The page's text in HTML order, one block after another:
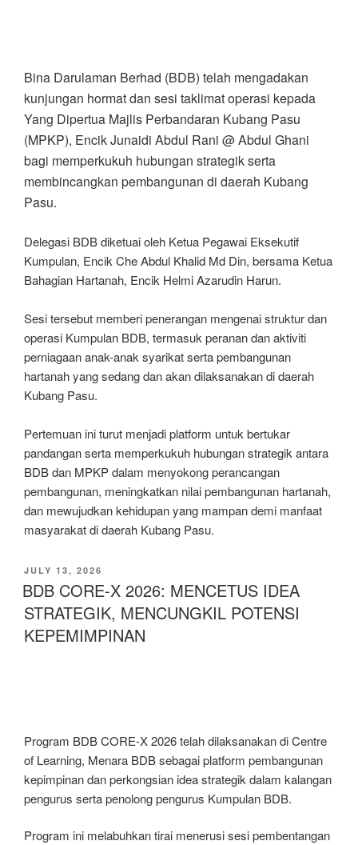
Bina Darulaman Berhad (BDB) telah mengadakan
kunjungan hormat dan sesi taklimat operasi kepada
Yang Dipertua Majlis Perbandaran Kubang Pasu
(MPKP), Encik Junaidi Abdul Rani @ Abdul Ghani
bagi memperkukuh hubungan strategik serta
membincangkan pembangunan di daerah Kubang
Pasu.
Delegasi BDB diketuai oleh Ketua Pegawai Eksekutif
Kumpulan, Encik Che Abdul Khalid Md Din, bersama Ketua
Bahagian Hartanah, Encik Helmi Azarudin Harun.
Sesi tersebut memberi penerangan mengenai struktur dan
operasi Kumpulan BDB, termasuk peranan dan aktiviti
perniagaan anak-anak syarikat serta pembangunan
hartanah yang sedang dan akan dilaksanakan di daerah
Kubang Pasu.
Pertemuan ini turut menjadi platform untuk bertukar
pandangan serta memperkukuh hubungan strategik antara
BDB dan MPKP dalam menyokong perancangan
pembangunan, meningkatkan nilai pembangunan hartanah,
dan mewujudkan kehidupan yang mampan demi manfaat
masyarakat di daerah Kubang Pasu.
JULY 13, 2026
BDB CORE-X 2026: MENCETUS IDEA
STRATEGIK, MENCUNGKIL POTENSI
KEPEMIMPINAN
Program BDB CORE-X 2026 telah dilaksanakan di Centre
of Learning, Menara BDB sebagai platform pembangunan
kepimpinan dan perkongsian idea strategik dalam kalangan
pengurus serta penolong pengurus Kumpulan BDB.
Program ini melabuhkan tirai menerusi sesi pembentangan